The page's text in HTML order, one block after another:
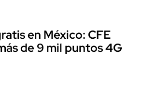
en México: CFE
de 9 mil puntos 4G